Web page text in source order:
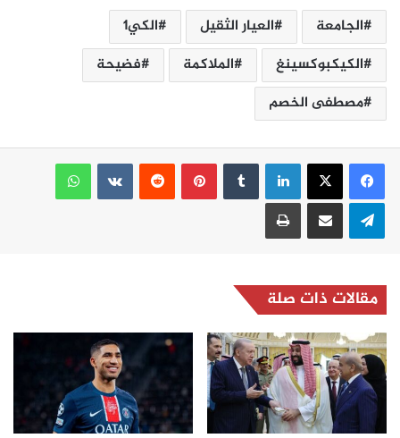
الجامعة العيار الثقيل
الكي1
الكيكبوكسينغ
الملاكمة
فضيحة
مصطفى الخصم
لينكدإن بينتيريست
واتساب
تيلقرام مشاركة عبر البريد طباعة
مقالات ذات صلة